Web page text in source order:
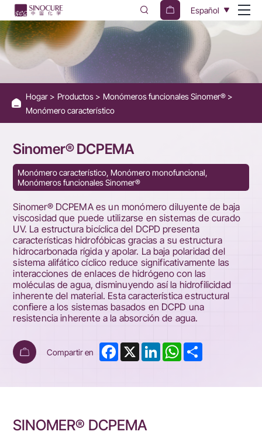
Sinomer®
DCPEMA
Español
Hogar Productos
Monómeros funcionales Sinomer®
Monómero característico
Sinomer® DCPEMA
Monómero característico, Monómero monofuncional,
Monómeros funcionales Sinomer®
Sinomer® DCPEMA es un monómero diluyente de baja
viscosidad que puede utilizarse en sistemas de curado
UV. La estructura bicíclica del DCPD presenta
características hidrofóbicas gracias a su estructura
hidrocarbonada rígida y apolar. La baja polaridad del
sistema alifático cíclico reduce significativamente las
interacciones de enlaces de hidrógeno con las
moléculas de agua, disminuyendo así la hidrofilicidad
inherente del material. Esta característica estructural
confiere a los sistemas basados en DCPD una
resistencia inherente a la absorción de agua.
Compartir en Facebook
X LinkedInWhatsApp
SINOMER® DCPEMA